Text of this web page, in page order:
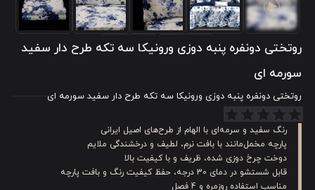
روتختی دونفره پنبه دوزی ورونیکا سه تکه طرح دار سفید
سورمه ای
روتختی دونفره پنبه دوزی ورونیکا سه تکه طرح دار سفید سورمه ای
رنگ سفید و سرمه‌ای با الهام از طرح‌های اصیل ایرانی
پارچه مخمل‌مانند با بافت نرم، لطیف و درخشندگی ملایم
دوخت چرخ دوزی شده، ظریف و با کیفیت بالا
قابل شستشو در دمای 30 درجه، حفظ کیفیت رنگ و بافت پارچه
مناسب استفاده روزمره و 4 فصل